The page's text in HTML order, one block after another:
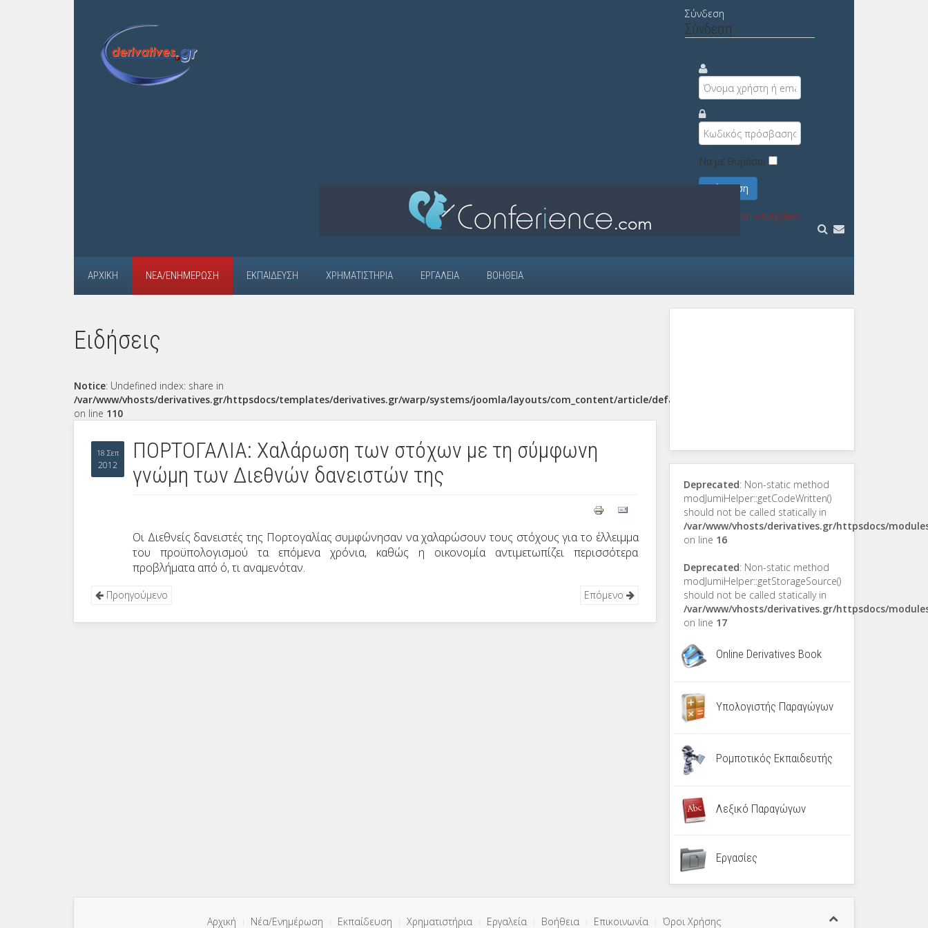
Σύνδεση
Σύνδεση
Να με θυμάσαι
Σύνδεση
Υπενθύμιση στοιχείων;
ΑΡΧΙΚΉ ΝΈΑ/ΕΝΗΜΈΡΩΣΗ ΕΚΠΑΊΔΕΥΣΗ ΧΡΗΜΑΤΙΣΤΉΡΙΑ ΕΡΓΑΛΕΊΑ ΒΟΉΘΕΙΑ
Ειδήσεις
Notice: Undefined index: share in
/var/www/vhosts/derivatives.gr/httpsdocs/templates/derivatives.gr/warp/systems/joomla/layouts/com_content/article/default.php
on line 110
18 Σεπ
2012
ΠΟΡΤΟΓΑΛΙΑ: Χαλάρωση των στόχων με τη σύμφωνη
γνώμη των Διεθνών δανειστών της
Οι Διεθνείς δανειστές της Πορτογαλίας συμφώνησαν να χαλαρώσουν τους στόχους για το έλλειμμα
του προϋπολογισμού τα επόμενα χρόνια, καθώς η οικονομία αντιμετωπίζει περισσότερα
προβλήματα από ό, τι αναμενόταν.
Προηγούμενο Επόμενο
Deprecated: Non-static method
modJumiHelper::getCodeWritten()
should not be called statically in
/var/www/vhosts/derivatives.gr/httpsdocs/
on line 16
Deprecated: Non-static method
modJumiHelper::getStorageSource()
should not be called statically in
/var/www/vhosts/derivatives.gr/httpsdocs/
on line 17
Online Derivatives Book
Υπολογιστής Παραγώγων
Ρομποτικός Εκπαιδευτής
Λεξικό Παραγώγων
Εργασίες
Αρχική Νέα/Ενημέρωση Εκπαίδευση Χρηματιστήρια Εργαλεία Βοήθεια Επικοινωνία Όροι Χρήσης